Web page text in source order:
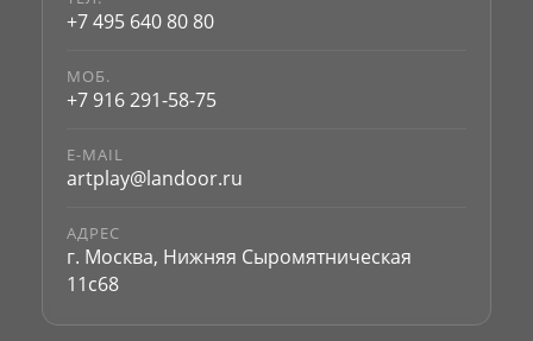
+7 495 640 80 80
МОБ.
+7 916 291-58-75
E-MAIL
artplay@landoor.ru
АДРЕС
г. Москва, Нижняя Сыромятническая
11с68